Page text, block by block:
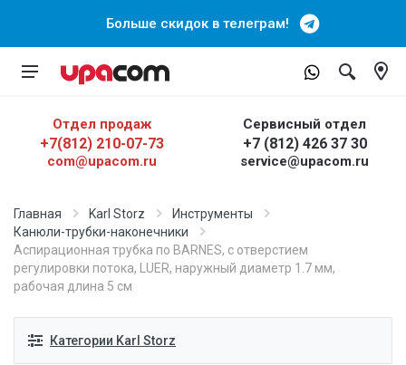
Больше скидок в телеграм!
Отдел продаж
+7(812) 210-07-73
com@upacom.ru
Сервисный отдел
+7 (812) 426 37 30
service@upacom.ru
Главная Karl Storz
Инструменты
Канюли-трубки-наконечники
Аспирационная трубка по BARNES, с отверстием
регулировки потока, LUER, наружный диаметр 1.7 мм,
рабочая длина 5 см
Категории Karl Storz